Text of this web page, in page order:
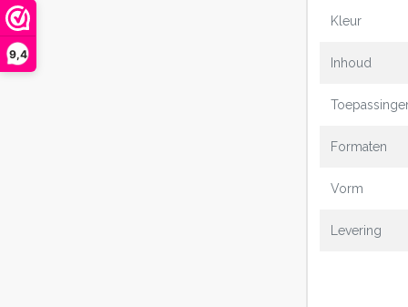
9,4
Kleur
Inhoud
Formaten
Vorm
Levering